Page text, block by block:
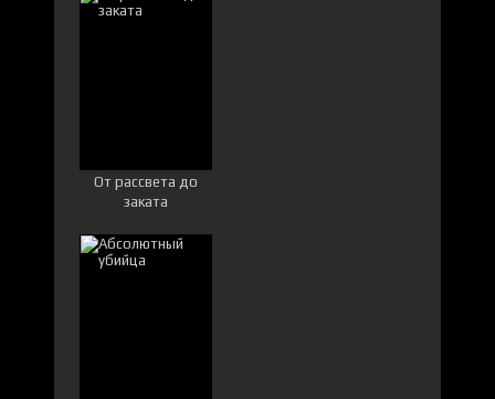
От рассвета до
заката